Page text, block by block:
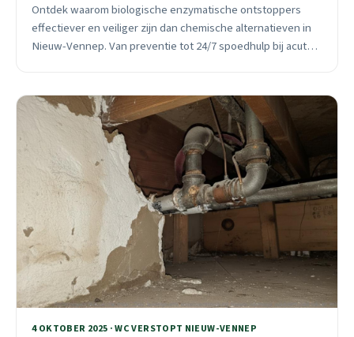
Ontdek waarom biologische enzymatische ontstoppers
effectiever en veiliger zijn dan chemische alternatieven in
Nieuw-Vennep. Van preventie tot 24/7 spoedhulp bij acute
4 OKTOBER 2025 · WC VERSTOPT NIEUW-VENNEP